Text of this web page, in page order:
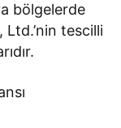
bölgelerde
tescilli